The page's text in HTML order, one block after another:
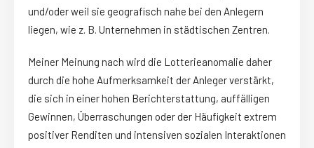
und/oder weil sie geografisch nahe bei den Anlegern
liegen, wie z. B. Unternehmen in städtischen Zentren.
Meiner Meinung nach wird die Lotterieanomalie daher
durch die hohe Aufmerksamkeit der Anleger verstärkt,
die sich in einer hohen Berichterstattung, auffälligen
Gewinnen, Überraschungen oder der Häufigkeit extrem
positiver Renditen und intensiven sozialen Interaktionen